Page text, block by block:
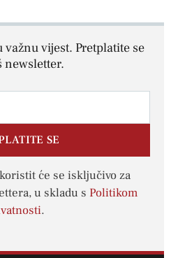
vijest. Pretplatite se
newsletter.
SE
će se isključivo za
u skladu s Politikom
.